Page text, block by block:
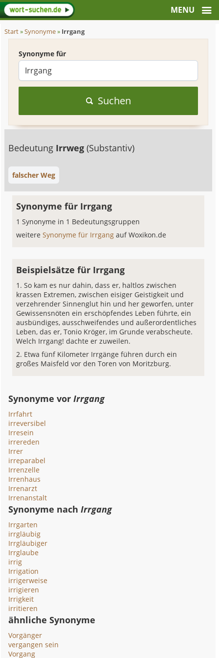
Start»Synonyme» Irrgang
Synonyme für
Suchen
Bedeutung Irrweg(Substantiv)
falscher Weg
Synonyme für Irrgang
1 Synonyme in 1 Bedeutungsgruppen
weitereSynonyme für Irrgangauf Woxikon.de
Beispielsätze für Irrgang
So kam es nur dahin, dass er, haltlos zwischen
krassen Extremen, zwischen eisiger Geistigkeit und
verzehrender Sinnenglut hin und her geworfen, unter
Gewissensnöten ein erschöpfendes Leben führte, ein
ausbündiges, ausschweifendes und außerordentliches
Leben, das er, Tonio Kröger, im Grunde verabscheute.
Welch Irrgang! dachte er zuweilen.
Etwa fünf Kilometer Irrgänge führen durch ein
großes Maisfeld vor den Toren von Moritzburg.
Synonyme vorIrrgang
Irrfahrt
irreversibel
Irresein
irrereden
Irrer
irreparabel
Irrenzelle
Irrenhaus
Irrenarzt
Irrenanstalt
Synonyme nachIrrgang
Irrgarten
irrgläubig
Irrgläubiger
Irrglaube
irrig
Irrigation
irrigerweise
irrigieren
Irrigkeit
irritieren
ähnliche Synonyme
Vorgänger
vergangen sein
Vorgang